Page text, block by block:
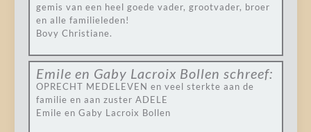
gemis van een heel goede vader, grootvader, broer
en alle familieleden!
Bovy Christiane.
Emile en Gaby Lacroix Bollen schreef:
OPRECHT MEDELEVEN en veel sterkte aan de
familie en aan zuster ADELE
Emile en Gaby Lacroix Bollen